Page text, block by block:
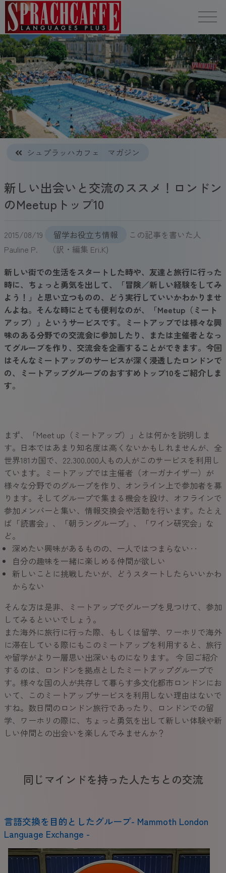
シュプラッハカフェ マガジン
新しい出会いと交流のススメ！ロンドン
のMeetupトップ10
2015/08/19 留学お役立ち情報
この記事を書いた人
Pauline P. （訳・編集 Eri.K)
新しい街での生活をスタートした時や、友達と旅行に行った
時に、ちょっと勇気を出して、「冒険／新しい経験をしてみ
よう！」と思い立つものの、どう実行していいかわかりませ
んよね。そんな時にとても便利なのが、「Meetup（ミート
アップ）」というサービスです。ミートアップでは様々な興
味のある分野での交流会に参加したり、または主催者となっ
てグループを作り、交流会を企画することができます。今回
はそんなミートアップのサービスが深く浸透したロンドンで
の、ミートアップグループのおすすめトップ10をご紹介しま
す。
まず、「Meet up（ミートアップ）」とは何かを説明しま
す。日本ではあまり知名度は高くないかもしれませんが、全
世界181カ国で、22.300.000人もの人がこのサービスを利用し
ています。ミートアップでは主催者（オーガナイザー）が
様々な分野でのグループを作り、オンライン上で参加者を募
ります。そしてグループで集まる機会を設け、オフラインで
参加メンバーと集い、情報交換会や活動を行います。たとえ
ば「読書会」、「朝ラングループ」、「ワイン研究会」な
ど。
深めたい興味があるものの、一人ではつまらない‥
自分の趣味を一緒に楽しめる仲間が欲しい
新しいことに挑戦したいが、どうスタートしたらいいかわ
からない
そんな方は是非、ミートアップでグループを見つけて、参加
してみるといいでしょう。
また海外に旅行に行った際、もしくは留学、ワーホリで海外
に滞在している際にもこのミートアップを利用すると、旅行
や留学がより一層思い出深いものになります。 今 回ご紹介
するのは、ロンドンを拠点としたミートアップグループで
す。様々な国の人が共存して暮らす多文化都市ロンドンにお
いて、このミートアップサービスを利用しない理由はないで
すね。数日間のロンドン旅行であったり、ロンドンでの留
学、ワーホリの際に、ちょっと勇気を出して新しい体験や新
しい仲間との出会いを楽しんでみませんか？
同じマインドを持った人たちとの交流
言語交換を目的としたグループ- Mammoth London
Language Exchange -